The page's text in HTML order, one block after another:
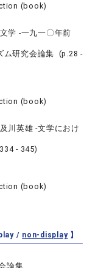
(book)
学 ‐一九一〇年前
ム研究会論集 (p.28 -
(book)
川英雄 ‐文学におけ
- 345)
(book)
/ non-display】
論集